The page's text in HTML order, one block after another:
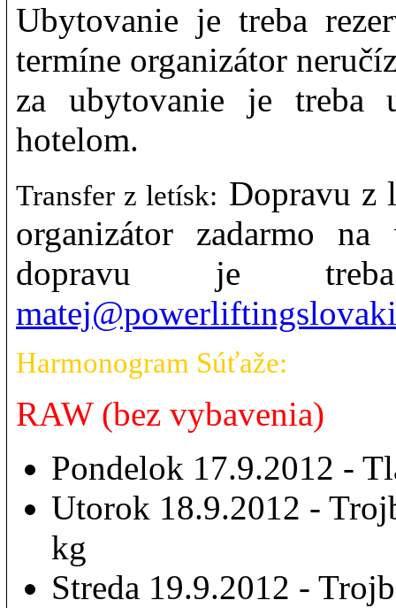
Ubytovanie je treba
termíne organizátor
za ubytovanie je treba
hotelom.
Transfer z letísk: Dopravu z
organizátor zadarmo na
dopravu je
Harmonogram Súťaže:
RAW (bez vybavenia)
Pondelok 17.9.2012 -
Utorok 18.9.2012 -
kg
Streda 19.9.2012 -